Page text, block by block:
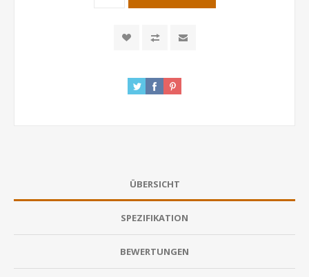
ÜBERSICHT
SPEZIFIKATION
BEWERTUNGEN